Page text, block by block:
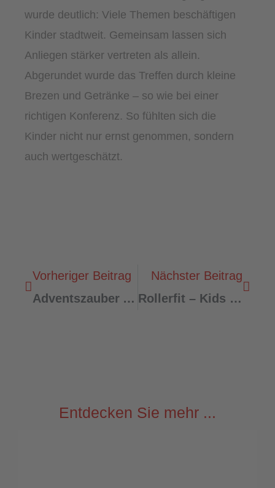
wurde deutlich: Viele Themen beschäftigen
Kinder stadtweit. Gemeinsam lassen sich
Anliegen stärker vertreten als allein.
Abgerundet wurde das Treffen durch kleine
Brezen und Getränke – so wie bei einer
richtigen Konferenz. So fühlten sich die
Kinder nicht nur ernst genommen, sondern
auch wertgeschätzt.
Vorheriger Beitrag
Adventszauber An Der Carl-Orff-Schule: Mit Herz Und Hand Für Den Guten Zweck
Nächster Beitrag
Rollerfit – Kids Mit Drive!
Entdecken Sie mehr ...